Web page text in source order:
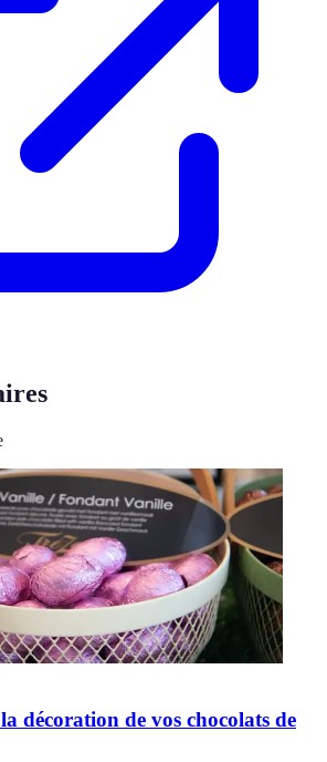
décoration de vos chocolats de